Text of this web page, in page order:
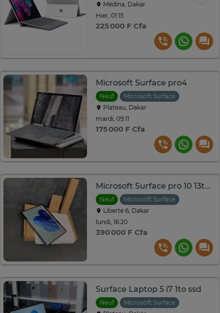
Médina, Dakar
Hier, 01:15
225 000 F Cfa
Microsoft Surface pro4
Neuf
Microsoft Surface
Plateau, Dakar
mardi, 09:11
175 000 F Cfa
Microsoft Surface pro 10 13th 16go/512go
Neuf
Microsoft Surface
Liberte 6, Dakar
lundi, 16:20
390 000 F Cfa
Surface Laptop 5 i7 1to ssd
Neuf
Microsoft Surface